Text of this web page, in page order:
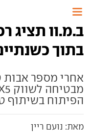
ב.מ.וו תציג
בתוך
אחרי מספר אבות
הפיתוח בשיתוף
מאת: נועם ריין